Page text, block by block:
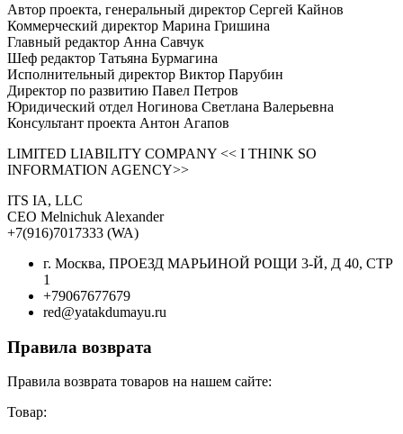
Автор проекта, генеральный директор Сергей Кайнов
Коммерческий директор Марина Гришина
Главный редактор Анна Савчук
Шеф редактор Татьяна Бурмагина
Исполнительный директор Виктор Парубин
Директор по развитию Павел Петров
Юридический отдел Ногинова Светлана Валерьевна
Консультант проекта Антон Агапов
LIMITED LIABILITY COMPANY << I THINK SO
INFORMATION AGENCY>>
ITS IA, LLC
CEO Melnichuk Alexander
+7(916)7017333 (WA)
г. Москва, ПРОЕЗД МАРЬИНОЙ РОЩИ 3-Й, Д 40, СТР
1
+79067677679
red@yatakdumayu.ru
Правила возврата
Правила возврата товаров на нашем сайте:
Товар: